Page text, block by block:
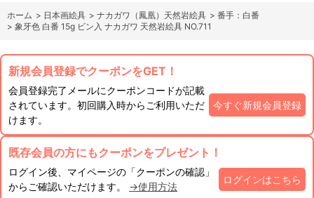
ホーム > 日本画絵具 > ナカガワ（鳳凰）天然岩絵具 > 番手：白番
> 象牙色 白番 15g ビン入 ナカガワ 天然岩絵具 NO.711
新規会員登録でクーポンをGET！
会員登録完了メールにクーポンコードが記載
されています。初回購入時からご利用いただ
けます。
今すぐ新規会員登録
既存会員の方にもクーポンをプレゼント！
ログイン後、マイページの「クーポンの確認」
からご確認いただけます。 →使用方法
ログインはこちら